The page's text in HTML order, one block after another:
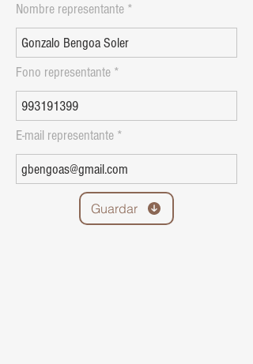
Nombre representante
Fono representante
E-mail representante
Guardar